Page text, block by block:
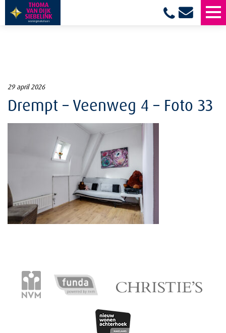
29 april 2026
Drempt – Veenweg 4 – Foto 33